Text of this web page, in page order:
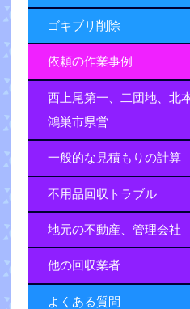
ゴキブリ削除
依頼の作業事例
西上尾第一、二団地、北
鴻巣市県営
一般的な見積もりの計算
不用品回収トラブル
地元の不動産、管理会社
他の回収業者
よくある質問